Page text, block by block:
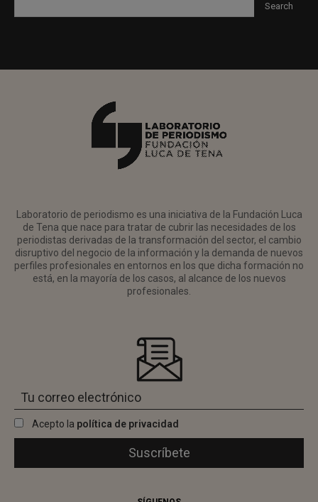
Laboratorio de periodismo es una iniciativa de la Fundación Luca
de Tena que nace para tratar de cubrir las necesidades de los
periodistas derivadas de la transformación del sector, el cambio
disruptivo del negocio de la información y la demanda de nuevos
perfiles profesionales en entornos en los que dicha formación no
está, en la mayoría de los casos, al alcance de los nuevos
profesionales.
Acepto la política de privacidad